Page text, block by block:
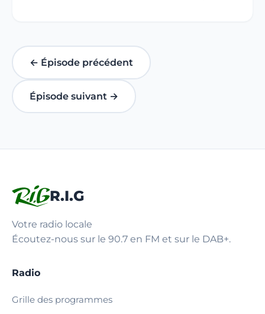
← Épisode précédent
Épisode suivant →
R.I.G
Votre radio locale
Écoutez-nous sur le 90.7 en FM et sur le DAB+.
Radio
Grille des programmes